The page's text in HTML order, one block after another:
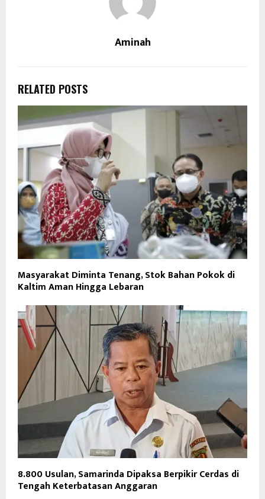
Aminah
RELATED POSTS
Masyarakat Diminta Tenang, Stok Bahan Pokok di
Kaltim Aman Hingga Lebaran
8.800 Usulan, Samarinda Dipaksa Berpikir Cerdas di
Tengah Keterbatasan Anggaran